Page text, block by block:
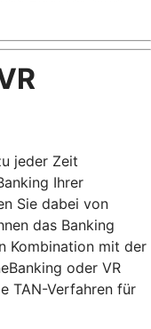
jeder Zeit
Ihrer
Sie dabei von
das Banking
Kombination mit der
oder VR
TAN-Verfahren für